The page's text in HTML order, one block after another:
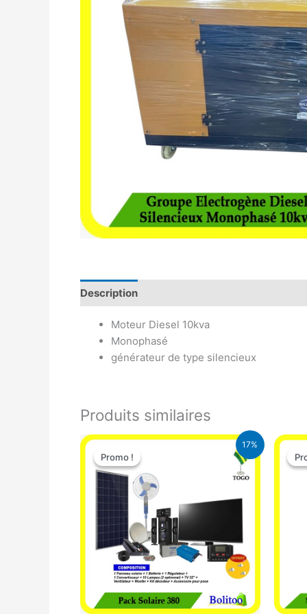
Description
Moteur Diesel 10kva
Monophasé
générateur de type silencieux
Produits similaires
17%
Promo !
Promo !
Le
initial
était :
430.000 CFA.
Le